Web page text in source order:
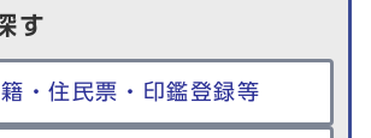
す
・住民票・印鑑登録等